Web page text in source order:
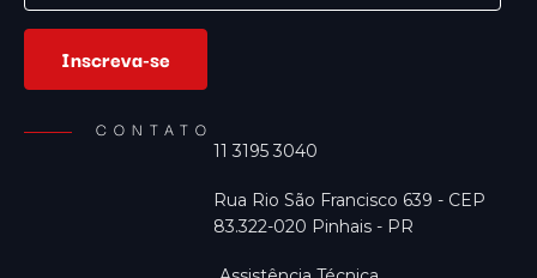
Inscreva-se
CONTATO
11 3195 3040
Rua Rio São Francisco 639 - CEP
83.322-020 Pinhais - PR